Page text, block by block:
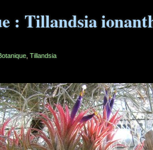
: Tillandsia
Tillandsia